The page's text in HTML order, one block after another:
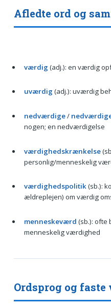
Afledte ord og
værdig (adj.): en værdig
uværdig (adj.): uværdig
nedværdige/
nogen; en nedværdigelse
værdighedskrænkelse
personlig/menneskelig
værdighedspolitik(sb.):
ældreplejen) om værdig
menneskeværd (sb.): ofte
menneskelig værdighed
Ordsprog og